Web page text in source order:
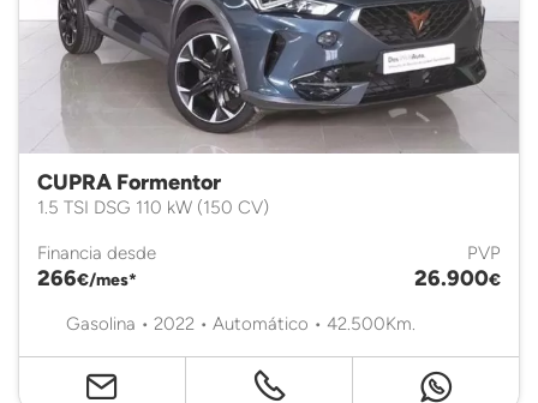
CUPRA Formentor
1.5 TSI DSG 110 kW (150 CV)
Financia desde
266€/mes*
PVP
26.900€
Gasolina • 2022 • Automático • 42.500Km.